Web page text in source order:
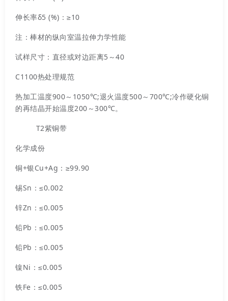
伸长率δ5 (%)：≥10
注：棒材的纵向室温拉伸力学性能
试样尺寸：直径或对边距离5～40
C1100热处理规范
热加工温度900～1050℃;退火温度500～700℃;冷作硬化铜
的再结晶开始温度200～300℃。
T2紫铜带
化学成份
铜+银Cu+Ag：≥99.90
锡Sn：≤0.002
锌Zn：≤0.005
铅Pb：≤0.005
铅Pb：≤0.005
镍Ni：≤0.005
铁Fe：≤0.005